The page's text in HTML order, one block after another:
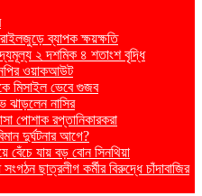
ব্যাপক ক্ষয়ক্ষতি
২ দশমিক ৪ শতাংশ বৃদ্ধি
ওয়াকআউট
মিসাইল ভেবে গুজব
ঝাড়লেন নাসির
পোশাক রপ্তানিকারকরা
দুর্ঘটনার আগে?
যায় বড় বোন সিনথিয়া
ছাত্রলীগ কর্মীর বিরুদ্ধে চাঁদাবাজির